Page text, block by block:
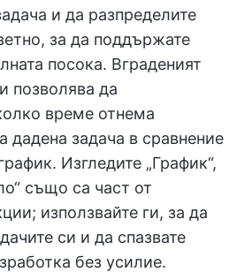
и да разпределите
за да поддържате
посока. Вграденият
позволява да
време отнема
дадена задача в сравнение
Изгледите „График“,
също са част от
използвайте ги, за да
си и да спазвате
без усилие.